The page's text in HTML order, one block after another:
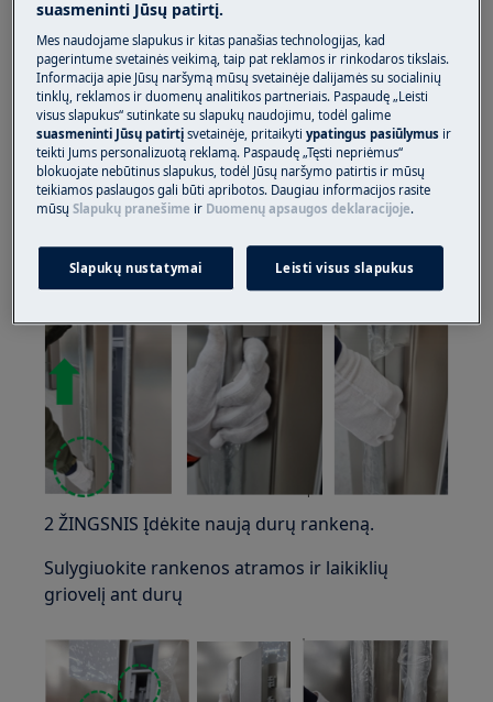
Atkreipkite dėmesį, kad netinkamas remontas ar
neprofesionalus remontas gali turėti saugos
pasekmių
Šaldiklio ir šaldytuvo durų rankenos
1 VEIKSMAS Tvirtai laikykite durų rankenos
atramas ir spragtelėdami traukite tiesiai į viršų.
2 ŽINGSNIS Įdėkite naują durų rankeną.
Sulygiuokite rankenos atramos ir laikiklių
griovelį ant durų
suasmeninti Jūsų patirtį.
Mes naudojame slapukus ir kitas panašias technologijas, kad
pagerintume svetainės veikimą, taip pat reklamos ir rinkodaros tikslais.
Informacija apie Jūsų naršymą mūsų svetainėje dalijamės su socialinių
tinklų, reklamos ir duomenų analitikos partneriais. Paspaudę „Leisti
visus slapukus“ sutinkate su slapukų naudojimu, todėl galime
suasmeninti Jūsų patirtįsvetainėje, pritaikytiypatingus pasiūlymus ir
teikti Jums personalizuotą reklamą. Paspaudę „Tęsti nepriėmus“
blokuojate nebūtinus slapukus, todėl Jūsų naršymo patirtis ir mūsų
teikiamos paslaugos gali būti apribotos. Daugiau informacijos rasite
mūsųSlapukų pranešime ir Duomenų apsaugos deklaracijoje.
Slapukų nustatymai Leisti visus slapukus